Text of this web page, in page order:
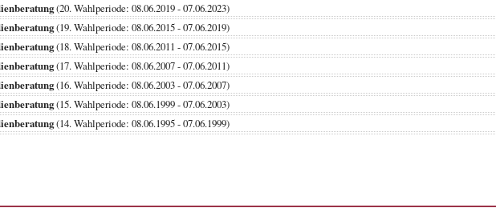
(20. Wahlperiode: 08.06.2019 - 07.06.2023)
(19. Wahlperiode: 08.06.2015 - 07.06.2019)
(18. Wahlperiode: 08.06.2011 - 07.06.2015)
(17. Wahlperiode: 08.06.2007 - 07.06.2011)
(16. Wahlperiode: 08.06.2003 - 07.06.2007)
(15. Wahlperiode: 08.06.1999 - 07.06.2003)
(14. Wahlperiode: 08.06.1995 - 07.06.1999)